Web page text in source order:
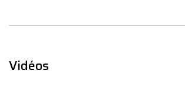
Vidéos